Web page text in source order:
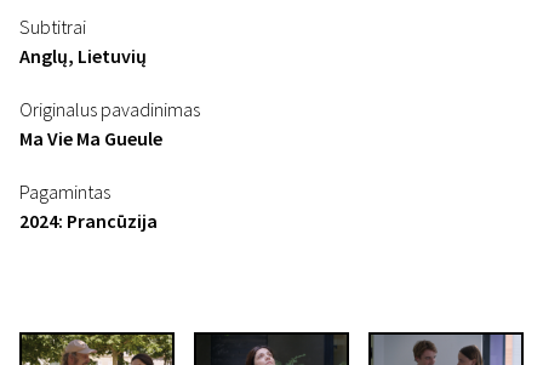
Subtitrai
Anglų, Lietuvių
Originalus pavadinimas
Ma Vie Ma Gueule
Pagamintas
2024: Prancūzija